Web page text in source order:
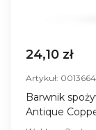
24,10 zł
Artykuł: 0013664
Barwnik
Antique